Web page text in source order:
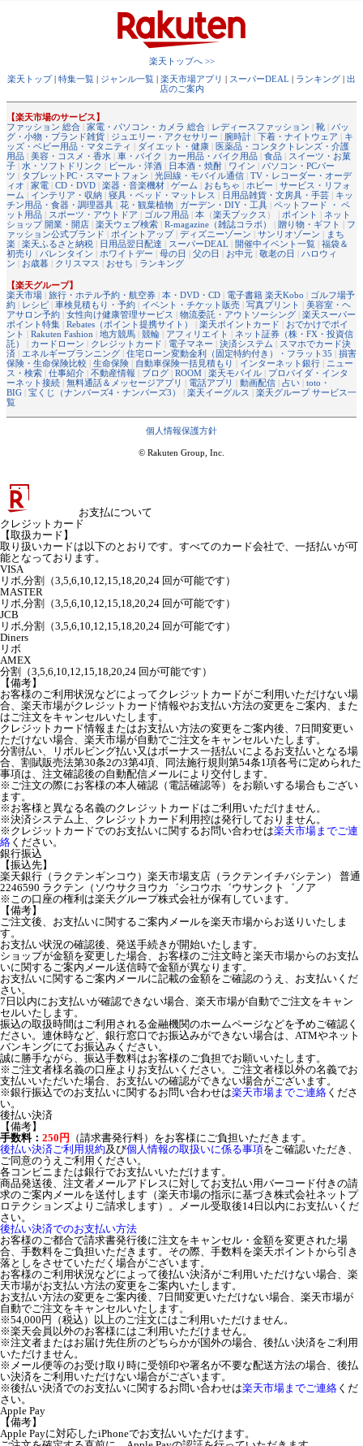
楽天トップへ >>
楽天トップ| 特集一覧 | ジャンル一覧 | 楽天市場アプリ | スーパーDEAL | ランキング | 出
店のご案内
【楽天市場のサービス】
ファッション 総合 | 家電・パソコン・カメラ 総合 | レディースファッション | 靴 | バッ
グ・小物・ブランド雑貨 | ジュエリー・アクセサリー | 腕時計 | 下着・ナイトウェア | キ
ッズ・ベビー用品・マタニティ | ダイエット・健康 | 医薬品・コンタクトレンズ・介護
用品 | 美容・コスメ・香水 | 車・バイク | カー用品・バイク用品 | 食品 | スイーツ・お菓
子 | 水・ソフトドリンク | ビール・洋酒 | 日本酒・焼酎 | ワイン | パソコン・PCパー
ツ | タブレットPC・スマートフォン | 光回線・モバイル通信 | TV・レコーダー・オーデ
ィオ | 家電 | CD・DVD | 楽器・音楽機材 | ゲーム | おもちゃ | ホビー | サービス・リフォ
ーム | インテリア・収納 | 寝具・ベッド・マットレス | 日用品雑貨・文房具・手芸 | キッ
チン用品・食器・調理器具 | 花・観葉植物 | ガーデン・DIY・工具 | ペットフード ・ ペ
ット用品 | スポーツ・アウトドア | ゴルフ用品 | 本 （楽天ブックス ） | ポイント | ネット
ショップ 開業・開店 | 楽天ウェブ検索 | R-magazine（雑誌コラボ） | 贈り物・ギフト | フ
ァッション公式ブランド | ポイントアップ| ディズニーゾーン | サンリオゾーン | まち
楽 | 楽天ふるさと納税 | 日用品翌日配達 | スーパーDEAL | 開催中イベント一覧 | 福袋＆
初売り | バレンタイン | ホワイトデー | 母の日 | 父の日 | お中元 | 敬老の日 | ハロウィ
ン | お歳暮 | クリスマス | おせち | ランキング
【楽天グループ】
楽天市場 | 旅行・ホテル予約・航空券 | 本・DVD・CD | 電子書籍 楽天Kobo | ゴルフ場予
約 | レシピ | 車検見積もり・予約 | イベント・チケット販売 | 写真プリント | 美容室・ヘ
アサロン予約 | 女性向け健康管理サービス | 物流委託・アウトソーシング | 楽天スーパー
ポイント特集 | Rebates（ポイント提携サイト） | 楽天ポイントカード | おでかけでポイ
ント | Rakuten Fashion | 地方競馬 | 競輪 | アフィリエイト | ネット証券（株・FX・投資信
託）
| カードローン | クレジットカード | 電子マネー | 決済システム | スマホでカード決
済 | エネルギープランニング | 住宅ローン変動金利（固定特約付き）・フラット35 | 損害
保険・生命保険比較 | 生命保険 | 自動車保険一括見積もり | インターネット銀行 | ニュー
ス・検索 | 仕事紹介 | 不動産情報 | ブログ | ROOM | 楽天モバイル | プロバイダ・インタ
ーネット接続 | 無料通話＆メッセージアプリ | 電話アプリ | 動画配信 | 占い | toto・
BIG | 宝くじ（ナンバーズ4・ナンバーズ3） | 楽天イーグルス | 楽天グループ サービス一
覧
個人情報保護方針
© Rakuten Group, Inc.
お支払について
クレジットカード
【取扱カード】
取り扱いカードは以下のとおりです。すべてのカード会社で、一括払いが可
能となっております。
VISA
リボ,分割（3,5,6,10,12,15,18,20,24 回が可能です）
MASTER
リボ,分割（3,5,6,10,12,15,18,20,24 回が可能です）
JCB
リボ,分割（3,5,6,10,12,15,18,20,24 回が可能です）
Diners
リボ
AMEX
分割（3,5,6,10,12,15,18,20,24 回が可能です）
【備考】
お客様のご利用状況などによってクレジットカードがご利用いただけない場
合、楽天市場がクレジットカード情報やお支払い方法の変更をご案内、また
はご注文をキャンセルいたします。
クレジットカード情報またはお支払い方法の変更をご案内後、7日間変更い
ただけない場合、楽天市場が自動でご注文をキャンセルいたします。
分割払い、リボルビング払い又はボーナス一括払いによるお支払いとなる場
合、割賦販売法第30条2の3第4項、同法施行規則第54条1項各号に定められた
事項は、注文確認後の自動配信メールにより交付します。
※ご注文の際にお客様の本人確認（電話確認等）をお願いする場合もござい
ます。
※お客様と異なる名義のクレジットカードはご利用いただけません。
※決済システム上、クレジットカード利用控は発行しておりません。
※クレジットカードでのお支払いに関するお問い合わせは楽天市場までご連
絡 ください。
銀行振込
【振込先】
楽天銀行（ラクテンギンコウ）楽天市場支店（ラクテンイチバシテン） 普通
2246590 ラクテン（ソウサクヨウカ゛シコウホ゛ウサンクト゛ノア
※この口座の権利は楽天グループ株式会社が保有しています。
【備考】
ご注文後、お支払いに関するご案内メールを楽天市場からお送りいたしま
す。
お支払い状況の確認後、発送手続きが開始いたします。
ショップが金額を変更した場合、お客様のご注文時と楽天市場からのお支払
いに関するご案内メール送信時で金額が異なります。
お支払いに関するご案内メールに記載の金額をご確認のうえ、お支払いくだ
さい。
7日以内にお支払いが確認できない場合、楽天市場が自動でご注文をキャン
セルいたします。
振込の取扱時間はご利用される金融機関のホームページなどを予めご確認く
ださい。連休時など、銀行窓口でお振込みができない場合は、ATMやネット
バンキングにてお振込みください。
誠に勝手ながら、振込手数料はお客様のご負担でお願いいたします。
※ご注文者様名義の口座よりお支払いください。ご注文者様以外の名義でお
支払いいただいた場合、お支払いの確認ができない場合がございます。
※銀行振込でのお支払いに関するお問い合わせは楽天市場までご連絡 くださ
い。
後払い決済
【備考】
手数料： 250円 （請求書発行料）をお客様にご負担いただきます。
後払い決済ご利用規約及び個人情報の取扱いに係る事項をご確認いただき、
ご同意のうえご利用ください。
各コンビニまたは銀行でお支払いいただけます。
商品発送後、注文者メールアドレスに対してお支払い用バーコード付きの請
求のご案内メールを送付します（楽天市場の指示に基づき株式会社ネットプ
ロテクションズよりご請求します）。メール受取後14日以内にお支払いくだ
さい。
後払い決済でのお支払い方法
お客様のご都合で請求書発行後に注文をキャンセル・金額を変更された場
合、手数料をご負担いただきます。その際、手数料を楽天ポイントから引き
落としをさせていただく場合がございます。
お客様のご利用状況などによって後払い決済がご利用いただけない場合、楽
天市場がお支払い方法の変更をご案内いたします。
お支払い方法の変更をご案内後、7日間変更いただけない場合、楽天市場が
自動でご注文をキャンセルいたします。
※54,000円（税込）以上のご注文にはご利用いただけません。
※楽天会員以外のお客様にはご利用いただけません。
※注文者またはお届け先住所のどちらかが国外の場合、後払い決済をご利用
いただけません。
※メール便等のお受け取り時に受領印や署名が不要な配送方法の場合、後払
い決済をご利用いただけない場合がございます。
※後払い決済でのお支払いに関するお問い合わせは楽天市場までご連絡 くだ
さい。
Apple Pay
【備考】
Apple Payに対応したiPhoneでお支払いいただけます。